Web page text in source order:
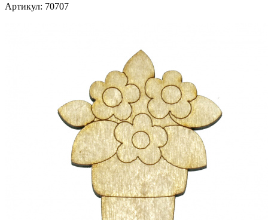
Артикул: 70707